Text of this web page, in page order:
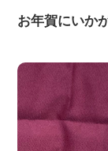
お年賀にいか